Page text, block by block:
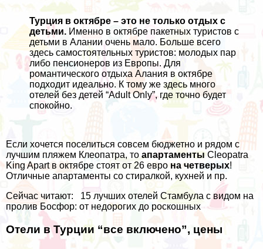
Турция в октябре – это не только отдых с
детьми. Именно в октябре пакетных туристов с
детьми в Алании очень мало. Больше всего
здесь самостоятельных туристов: молодых пар
либо пенсионеров из Европы. Для
романтического отдыха Алания в октябре
подходит идеально. К тому же здесь много
отелей без детей “Аdult Only”, где точно будет
спокойно.
Если хочется поселиться совсем бюджетно и рядом с
лучшим пляжем Клеопатра, то апартаменты Cleopatra
King Apartв октябре стоят от 26 евро на четверых!
Отличные апартаменты со стиралкой, кухней и пр.
Сейчас читают:
15 лучших отелей Стамбула с видом на
пролив Босфор: от недорогих до роскошных
Отели в Турции “все включено”, цены